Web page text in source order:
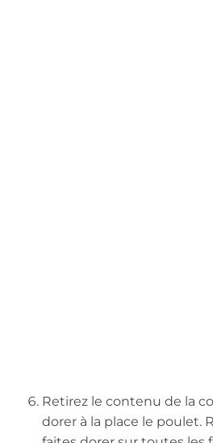
Retirez le contenu de la
dorer à la place le poulet.